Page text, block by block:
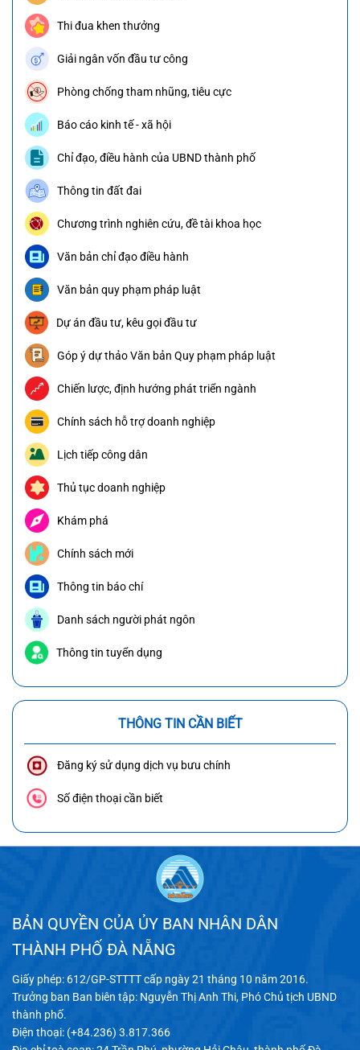
Thi đua khen thưởng
Giải ngân vốn đầu tư công
Phòng chống tham nhũng, tiêu cực
Báo cáo kinh tế - xã hội
Chỉ đạo, điều hành của UBND thành phố
Thông tin đất đai
Chương trình nghiên cứu, đề tài khoa học
Văn bản chỉ đạo điều hành
Văn bản quy phạm pháp luật
Dự án đầu tư, kêu gọi đầu tư
Góp ý dự thảo Văn bản Quy phạm pháp luật
Chiến lược, định hướng phát triển ngành
Chính sách hỗ trợ doanh nghiệp
Lịch tiếp công dân
Thủ tục doanh nghiệp
Khám phá
Chính sách mới
Thông tin báo chí
Danh sách người phát ngôn
Thông tin tuyển dụng
THÔNG TIN CẦN BIẾT
Đăng ký sử dụng dịch vụ bưu chính
Số điện thoại cần biết
BẢN QUYỀN CỦA ỦY BAN NHÂN DÂN
THÀNH PHỐ ĐÀ NẴNG
Giấy phép: 612/GP-STTTT cấp ngày 21 tháng 10 năm 2016.
Trưởng ban Ban biên tập: Nguyễn Thị Anh Thi, Phó Chủ tịch UBND
thành phố.
Điện thoại: (+84.236) 3.817.366